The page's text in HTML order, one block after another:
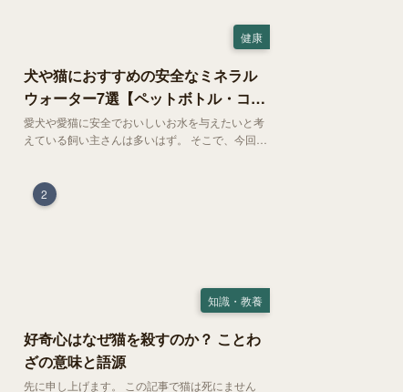
健康
犬や猫におすすめの安全なミネラル
ウォーター7選【ペットボトル・コン
ビニ対応】
愛犬や愛猫に安全でおいしいお水を与えたいと考
えている飼い主さんは多いはず。 そこで、今回は
おすすめなものを厳選してご紹介します！
2
知識・教養
好奇心はなぜ猫を殺すのか？ ことわ
ざの意味と語源
先に申し上げます。 この記事で猫は死にません